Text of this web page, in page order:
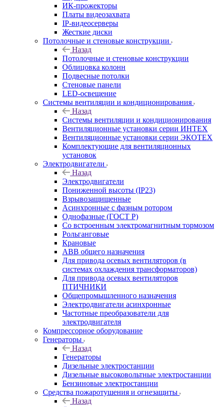
ИК-прожекторы
Платы видеозахвата
IP-видеосерверы
Жесткие диски
Потолочные и стеновые конструкции
Назад
Потолочные и стеновые конструкции
Облицовка колонн
Подвесные потолки
Стеновые панели
LED-освещение
Системы вентиляции и кондиционирования
Назад
Системы вентиляции и кондиционирования
Вентиляционные установки серии ИНТЕХ
Вентиляционные установки серии ЭКОТЕХ
Комплектующие для вентиляционных
установок
Электродвигатели
Назад
Электродвигатели
Пониженной высоты (IP23)
Взрывозащищенные
Асинхронные с фазным ротором
Однофазные (ГОСТ Р)
Со встроенным электромагнитным тормозом
Рольганговые
Крановые
АВВ общего назначения
Для привода осевых вентиляторов (в
системах охлаждения трансформаторов)
Для привода осевых вентиляторов
ПТИЧНИКИ
Общепромышленного назначения
Электродвигатели асинхронные
Частотные преобразователи для
электродвигателя
Компрессорное оборудование
Генераторы
Назад
Генераторы
Дизельные электростанции
Дизельные высоковольтные электростанции
Бензиновые электростанции
Средства пожаротушения и огнезащиты
Назад